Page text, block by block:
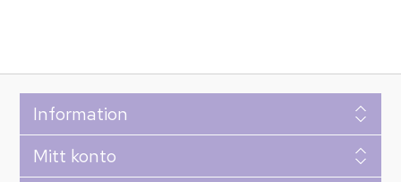
Information
Mitt konto